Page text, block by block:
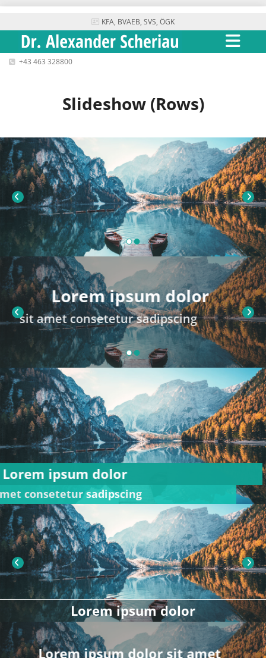
 KFA, BVAEB, SVS, ÖGK
 +43 463 328800
Slideshow (Rows)
Lorem ipsum dolor
sit amet consetetur sadipscing
Lorem ipsum dolor
sit amet consetetur sadipscing
Lorem ipsum dolor
Lorem ipsum dolor sit amet